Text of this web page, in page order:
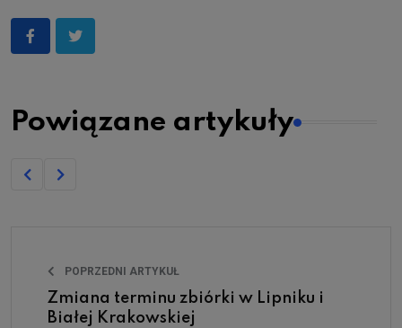
Powiązane artykuły
POPRZEDNI ARTYKUŁ
Zmiana terminu zbiórki w Lipniku i
Białej Krakowskiej